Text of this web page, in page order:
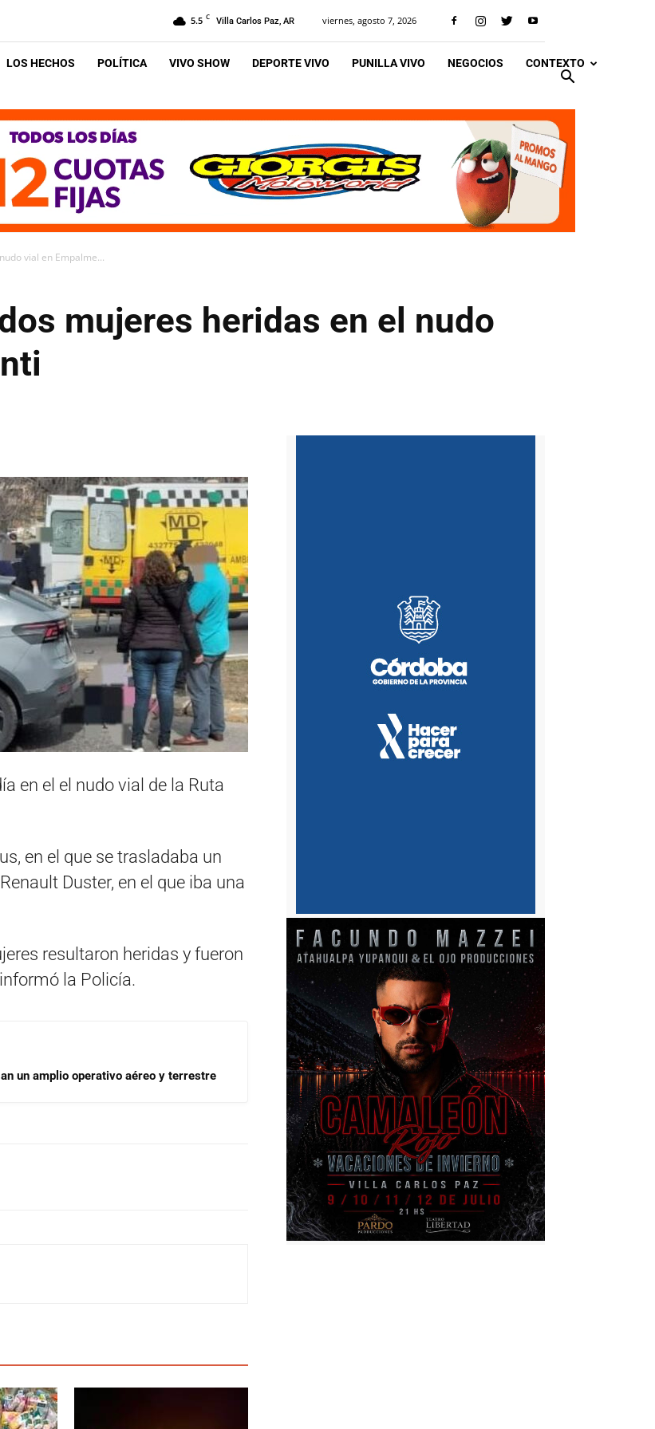
5.5 C Villa Carlos Paz, AR viernes, agosto 7, 2026
LOS HECHOS POLÍTICA VIVO SHOW DEPORTE VIVO PUNILLA VIVO NEGOCIOS CONTEXTO
vial en Empalme...
mujeres heridas en el nudo
en el el nudo vial de la Ruta
en el que se trasladaba un
Duster, en el que iba una
resultaron heridas y fueron
la Policía.
un amplio operativo aéreo y terrestre